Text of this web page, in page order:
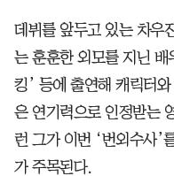
데뷔를 앞두고 있는 차우
는 훈훈한 외모를 지닌
킹’ 등에 출연해 캐릭터
은 연기력으로 인정받는
런 그가 이번 ‘번외수사’
가 주목된다.